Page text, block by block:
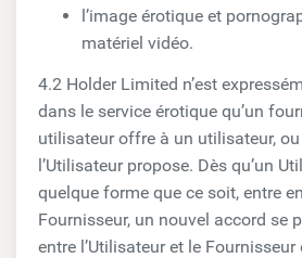
l’image érotique et
matériel vidéo.
4.2 Holder Limited n’est
dans le service érotique qu’un
utilisateur offre à un utilisateur,
l’Utilisateur propose. Dès qu’un
quelque forme que ce soit, entre
Fournisseur, un nouvel accord se
entre l’Utilisateur et le